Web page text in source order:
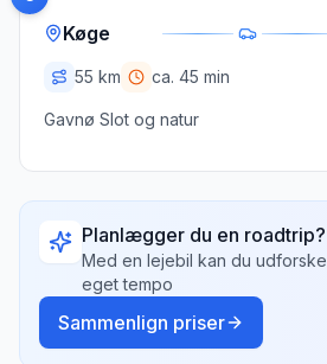
Køge
55 km ca. 45 min
Gavnø Slot og natur
Planlægger du en roadtrip?
Med en lejebil kan du udforske
eget tempo
Sammenlign priser